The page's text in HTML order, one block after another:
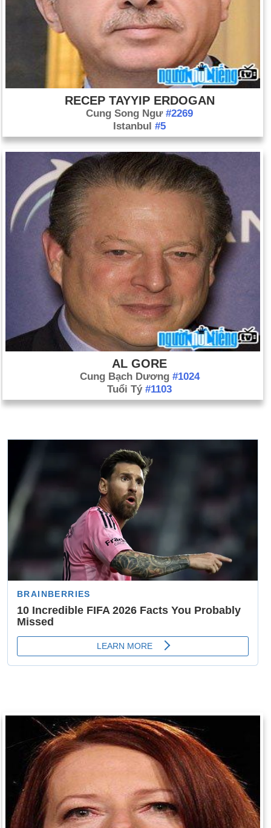
RECEP TAYYIP ERDOGAN
Cung Song Ngư #2269
Istanbul #5
AL GORE
Cung Bạch Dương #1024
Tuổi Tý #1103